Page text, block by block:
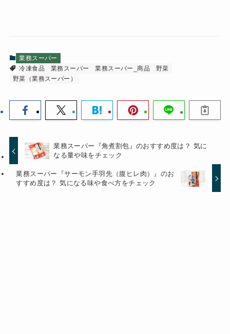
業務スーパー
冷凍食品
業務スーパー 業務スーパー_商品
野菜
野菜（業務スーパー）
業務スーパー『角煮割包』のおすすめ度は？ 気に
なる量や味をチェック
業務スーパー『サーモン手羽先（腹ヒレ肉）』のお
すすめ度は？ 気になる味や食べ方をチェック